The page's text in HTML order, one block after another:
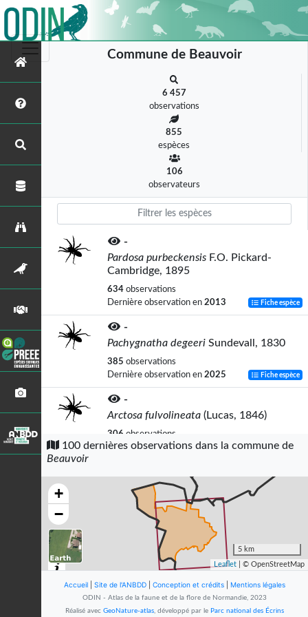
Commune de Beauvoir
6 457
observations
855
espèces
106
observateurs
-
Pardosa purbeckensis F.O. Pickard-
Cambridge, 1895
634 observations
Dernière observation en 2013 Fiche espèce
-
Pachygnatha degeeri Sundevall, 1830
385 observations
Dernière observation en 2025 Fiche espèce
-
Arctosa fulvolineata (Lucas, 1846)
306 observations
Dernière observation en2025 Fiche espèce
Tenuiphantes tenuis
(Blackwall, 1852)
observations
Dernière observation en2025
Silometopus ambiguus(O. Pickard-
Cambridge, 1906)
observations
Fiche espèce
100 dernières observations dans la commune de
Beauvoir
+
−
5 km
Leaflet | © OpenStreetMap
Accueil Site de l'ANBDD Conception et crédits Mentions légales
ODIN - Atlas de la faune et de la flore de Normandie, 2023
Réalisé avec GeoNature-atlas, développé par le Parc national des Écrins